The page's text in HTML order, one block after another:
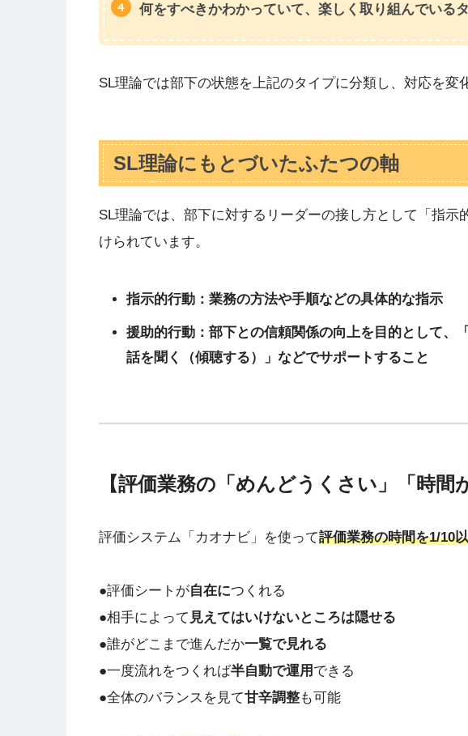
何をすべきかわかっていて、楽しく取り組んでいる
SL理論では部下の状態を上記のタイプに分類し、対応を変
SL理論にもとづいたふたつの軸
SL理論では、部下に対するリーダーの接し方として「指示
けられています。
指示的行動：業務の方法や手順などの具体的な指示
援助的行動：部下との信頼関係の向上を目的として、
話を聞く（傾聴する）」などでサポートすること
【評価業務の「めんどうくさい」「時間
評価システム「カオナビ」を使って評価業務の時間を1/10
●評価シートが自在につくれる
●相手によって 見えてはいけないところは隠せる
●誰がどこまで進んだか一覧で見れる
●一度流れをつくれば半自動で運用 できる
●全体のバランスを見て甘辛調整も可能